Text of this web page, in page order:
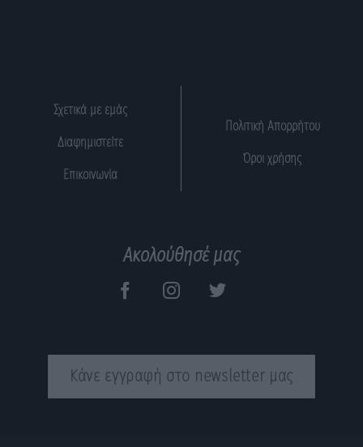
Σχετικά με εμάς
Διαφημιστείτε
Επικοινωνία
Πολιτική Απορρήτου
Όροι χρήσης
Ακολούθησέ μας
Κάνε εγγραφή στο newsletter μας